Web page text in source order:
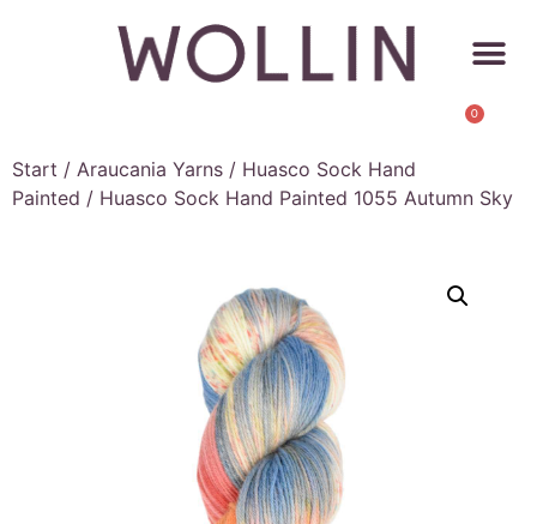
0
Start / Araucania Yarns / Huasco Sock Hand
Painted / Huasco Sock Hand Painted 1055 Autumn Sky